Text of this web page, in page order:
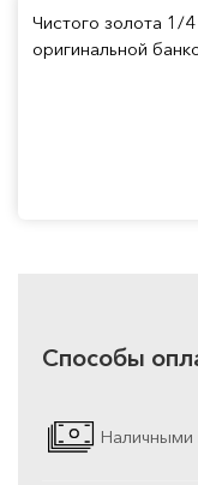
Чистого золота 1/
оригинальной
Способы